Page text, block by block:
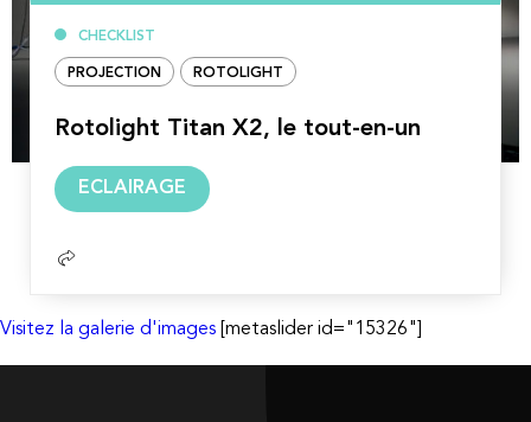
CHECKLIST
PROJECTION ROTOLIGHT
Rotolight Titan X2, le tout-en-un
ECLAIRAGE
Visitez la galerie d'images [metaslider id="15326"]